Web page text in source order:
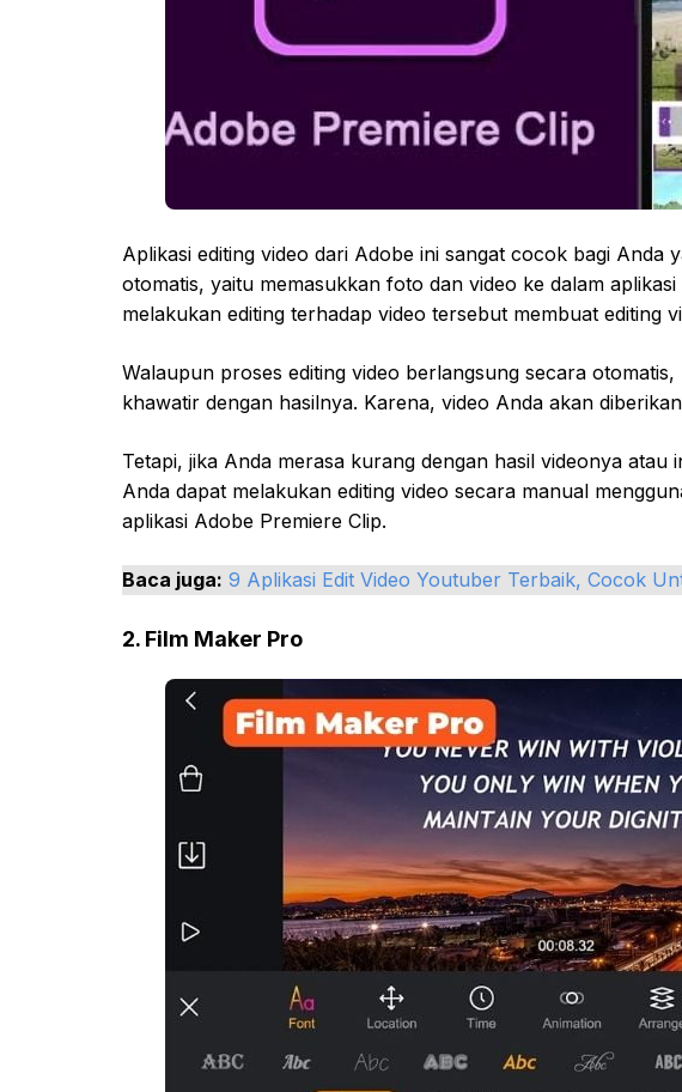
Aplikasi editing video dari Adobe ini sangat cocok bagi Anda
otomatis, yaitu memasukkan foto dan video ke dalam
melakukan editing terhadap video tersebut membuat editing
Walaupun proses editing video berlangsung secara
khawatir dengan hasilnya. Karena, video Anda akan
Tetapi, jika Anda merasa kurang dengan hasil videonya atau
Anda dapat melakukan editing video secara manual
aplikasi Adobe Premiere Clip.
Baca juga: 9 Aplikasi Edit Video Youtuber Terbaik, Cocok
2. Film Maker Pro